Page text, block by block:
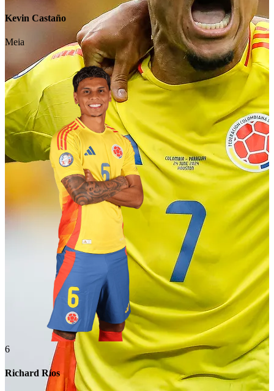
Kevin Castaño
Meia
6
Richard Ríos